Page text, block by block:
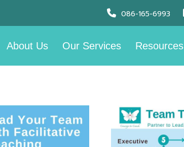
086-165-6993
About Us Our Services Resources